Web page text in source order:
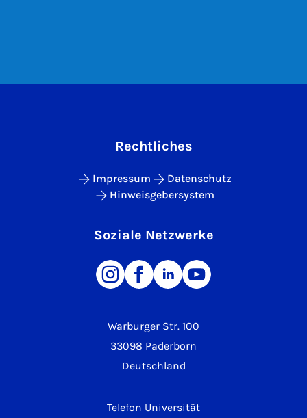
Warburger Str. 100
33098 Paderborn
Deutschland
Telefon Universität
Rechtliches
Impressum
Datenschutz
Hinweisgebersystem
Soziale Netzwerke